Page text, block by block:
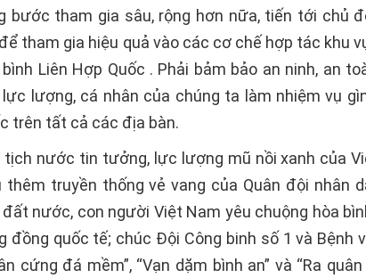
bước tham gia sâu, rộng hơn nữa, tiến tới chủ
tham gia hiệu quả vào các cơ chế hợp tác khu
bình Liên Hợp Quốc . Phải bảm bảo an ninh, an
lượng, cá nhân của chúng ta làm nhiệm vụ
trên tất cả các địa bàn.
tịch nước tin tưởng, lực lượng mũ nồi xanh của
thêm truyền thống vẻ vang của Quân đội nhân
nước, con người Việt Nam yêu chuộng hòa
đồng quốc tế; chúc Đội Công binh số 1 và Bệnh
cứng đá mềm”, “Vạn dặm bình an” và “Ra